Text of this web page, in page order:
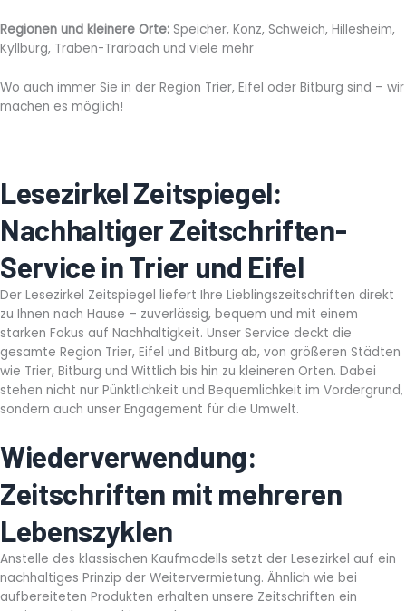
Regionen und kleinere Orte: Speicher, Konz, Schweich, Hillesheim,
Kyllburg, Traben-Trarbach und viele mehr
Wo auch immer Sie in der Region Trier, Eifel oder Bitburg sind – wir
machen es möglich!
Lesezirkel Zeitspiegel:
Nachhaltiger Zeitschriften-
Service in Trier und Eifel
Der Lesezirkel Zeitspiegel liefert Ihre Lieblingszeitschriften direkt
zu Ihnen nach Hause – zuverlässig, bequem und mit einem
starken Fokus auf Nachhaltigkeit. Unser Service deckt die
gesamte Region Trier, Eifel und Bitburg ab, von größeren Städten
wie Trier, Bitburg und Wittlich bis hin zu kleineren Orten. Dabei
stehen nicht nur Pünktlichkeit und Bequemlichkeit im Vordergrund,
sondern auch unser Engagement für die Umwelt.
Wiederverwendung:
Zeitschriften mit mehreren
Lebenszyklen
Anstelle des klassischen Kaufmodells setzt der Lesezirkel auf ein
nachhaltiges Prinzip der Weitervermietung. Ähnlich wie bei
aufbereiteten Produkten erhalten unsere Zeitschriften ein